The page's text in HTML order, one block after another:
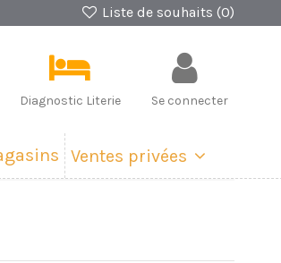
Liste de souhaits (0)
Diagnostic Literie Se connecter
Ventes privées